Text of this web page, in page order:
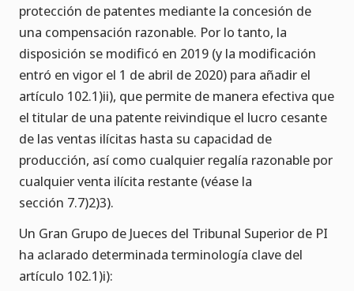
protección de patentes mediante la concesión de
una compensación razonable. Por lo tanto, la
disposición se modificó en 2019 (y la modificación
entró en vigor el 1 de abril de 2020) para añadir el
artículo 102.1)ii), que permite de manera efectiva que
el titular de una patente reivindique el lucro cesante
de las ventas ilícitas hasta su capacidad de
producción, así como cualquier regalía razonable por
cualquier venta ilícita restante (véase la
sección 7.7)2)3).
Un Gran Grupo de Jueces del Tribunal Superior de PI
ha aclarado determinada terminología clave del
artículo 102.1)i):